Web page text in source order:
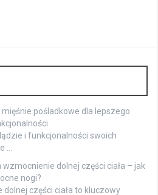
pośladkowe dla lepszego
i funkcjonalności swoich
…
wzmocnienie dolnej części ciała – jak
nogi?
dolnej części ciała to kluczowy